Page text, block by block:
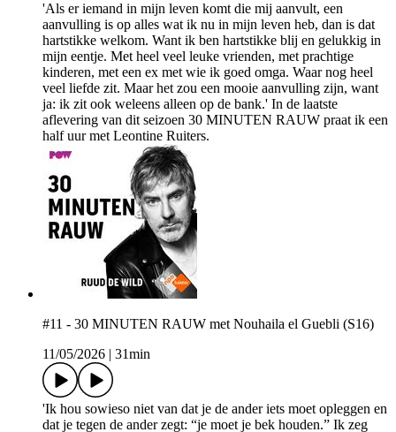
'Als er iemand in mijn leven komt die mij aanvult, een
aanvulling is op alles wat ik nu in mijn leven heb, dan is dat
hartstikke welkom. Want ik ben hartstikke blij en gelukkig in
mijn eentje. Met heel veel leuke vrienden, met prachtige
kinderen, met een ex met wie ik goed omga. Waar nog heel
veel liefde zit. Maar het zou een mooie aanvulling zijn, want
ja: ik zit ook weleens alleen op de bank.' In de laatste
aflevering van dit seizoen 30 MINUTEN RAUW praat ik een
half uur met Leontine Ruiters.
#11 - 30 MINUTEN RAUW met Nouhaila el Guebli (S16)
11/05/2026
31min
'Ik hou sowieso niet van dat je de ander iets moet opleggen en
dat je tegen de ander zegt: “je moet je bek houden.” Ik zeg